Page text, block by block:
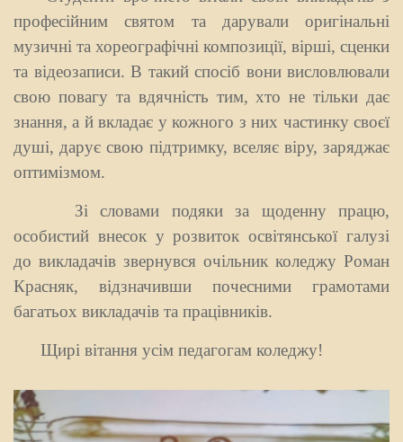
професійним святом та дарували оригінальні
музичні та хореографічні композиції, вірші, сценки
та відеозаписи. В такий спосіб вони висловлювали
свою повагу та вдячність тим, хто не тільки дає
знання, а й вкладає у кожного з них частинку своєї
душі, дарує свою підтримку, вселяє віру, заряджає
оптимізмом.
Зі словами подяки за щоденну працю,
особистий внесок у розвиток освітянської галузі
до викладачів звернувся очільник коледжу Роман
Красняк, відзначивши почесними грамотами
багатьох викладачів та працівників.
Щирі вітання усім педагогам коледжу!